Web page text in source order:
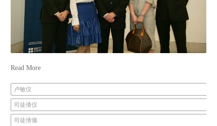
Read More
卢敏仪
司徒倩仪
司徒倩儀